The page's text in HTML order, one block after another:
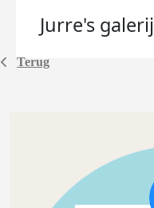
Terug
Jurre's galerij